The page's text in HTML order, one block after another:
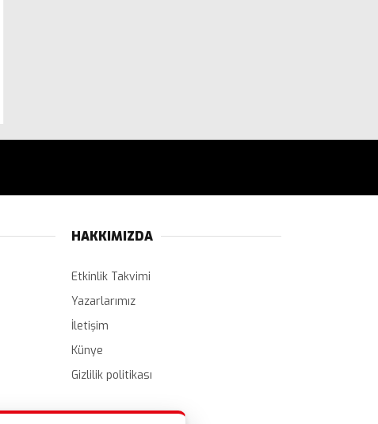
HAKKIMIZDA
Etkinlik Takvimi
Yazarlarımız
İletişim
Künye
Gizlilik politikası